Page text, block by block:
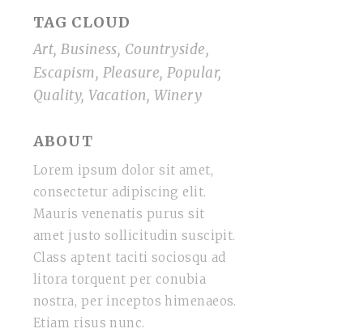
TAG CLOUD
Art Business Countryside
Escapism Pleasure Popular
Quality Vacation Winery
ABOUT
Lorem ipsum dolor sit amet,
consectetur adipiscing elit.
Mauris venenatis purus sit
amet justo sollicitudin suscipit.
Class aptent taciti sociosqu ad
litora torquent per conubia
nostra, per inceptos himenaeos.
Etiam risus nunc.